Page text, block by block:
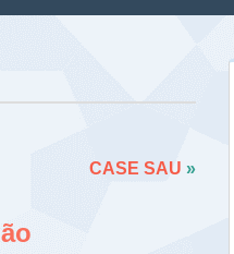
CASE SAU »